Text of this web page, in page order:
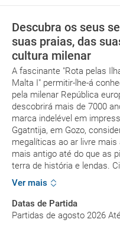
Descubra os seus
suas praias, das
cultura milenar
A fascinante "Rota pelas
Malta I" permitir-lhe-á
pela milenar República
descobrirá mais de 7000
marca indelével em
Ggatntija, em Gozo,
megalíticas ao ar livre
mais antigo até do que as
terra de história e lendas.
Ver mais
Datas de Partida
Partidas de agosto 2026